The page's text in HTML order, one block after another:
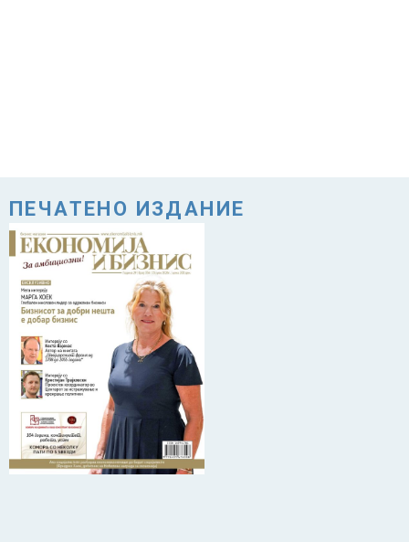
ПЕЧАТЕНО ИЗДАНИЕ